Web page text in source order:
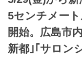
5センチメー
開始。広島市
新都｣｢サロン